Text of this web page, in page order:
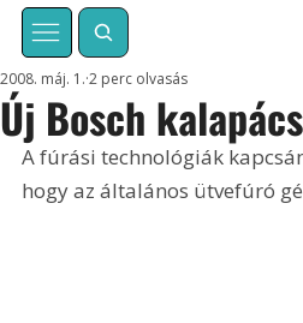
Új Bosch
2008. máj. 1. 2 perc olvasás
A fúrási technológiák
hogy az általános ütvefúró